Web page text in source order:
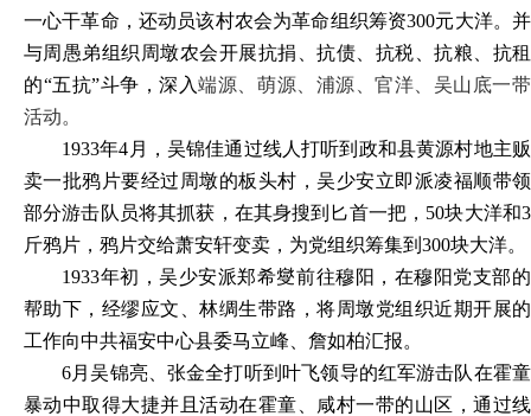
一心干革命，还动员该村农会为革命组织筹资300元大洋。并
与周愚弟组织周墩农会开展抗捐、抗债、抗税、抗粮、抗租
的“五抗”斗争，深入端源、萌源、浦源、官洋、吴山底一带
活动。
1933年4月，吴锦佳通过线人打听到政和县黄源村地主贩
卖一批鸦片要经过周墩的板头村，吴少安立即派凌福顺带领
部分游击队员将其抓获，在其身搜到匕首一把，50块大洋和3
斤鸦片，鸦片交给萧安轩变卖，为党组织筹集到300块大洋。
1933年初，吴少安派郑希燮前往穆阳，在穆阳党支部的
帮助下，经缪应文、林绸生带路，将周墩党组织近期开展的
工作向中共福安中心县委马立峰、詹如柏汇报。
6月吴锦亮、张金全打听到叶飞领导的红军游击队在霍童
暴动中取得大捷并且活动在霍童、咸村一带的山区，通过线